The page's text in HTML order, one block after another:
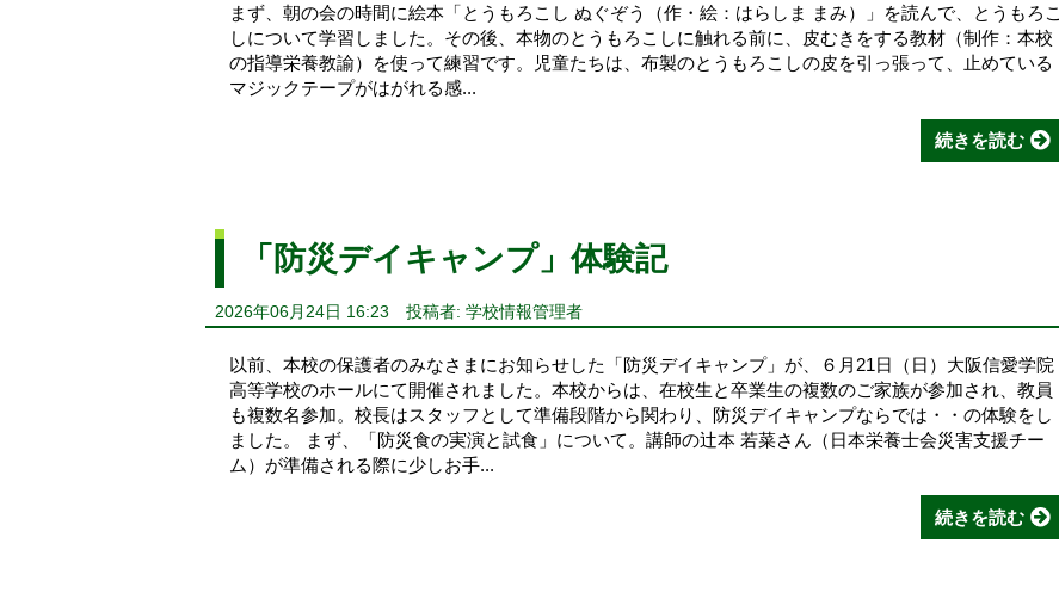
まず、朝の会の時間に絵本「とうもろこし ぬぐぞう（作・絵：はらしま まみ）」を読んで、とうもろこ
しについて学習しました。その後、本物のとうもろこしに触れる前に、皮むきをする教材（制作：本校
の指導栄養教諭）を使って練習です。児童たちは、布製のとうもろこしの皮を引っ張って、止めている
マジックテープがはがれる感...
続きを読む
「防災デイキャンプ」体験記
2026年06月24日 16:23 投稿者: 学校情報管理者
以前、本校の保護者のみなさまにお知らせした「防災デイキャンプ」が、６月21日（日）大阪信愛学院
高等学校のホールにて開催されました。本校からは、在校生と卒業生の複数のご家族が参加され、教員
も複数名参加。校長はスタッフとして準備段階から関わり、防災デイキャンプならでは・・の体験をし
ました。 まず、「防災食の実演と試食」について。講師の辻本 若菜さん（日本栄養士会災害支援チー
ム）が準備される際に少しお手...
続きを読む